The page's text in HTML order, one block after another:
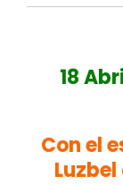
18
Con el